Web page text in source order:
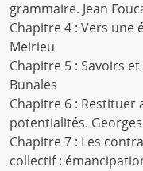
grammaire. Jean
Chapitre 4 : Vers une
Meirieu
Chapitre 5 : Savoirs
Bunales
Chapitre 6 : Restituer
potentialités.
Chapitre 7 : Les
collectif :